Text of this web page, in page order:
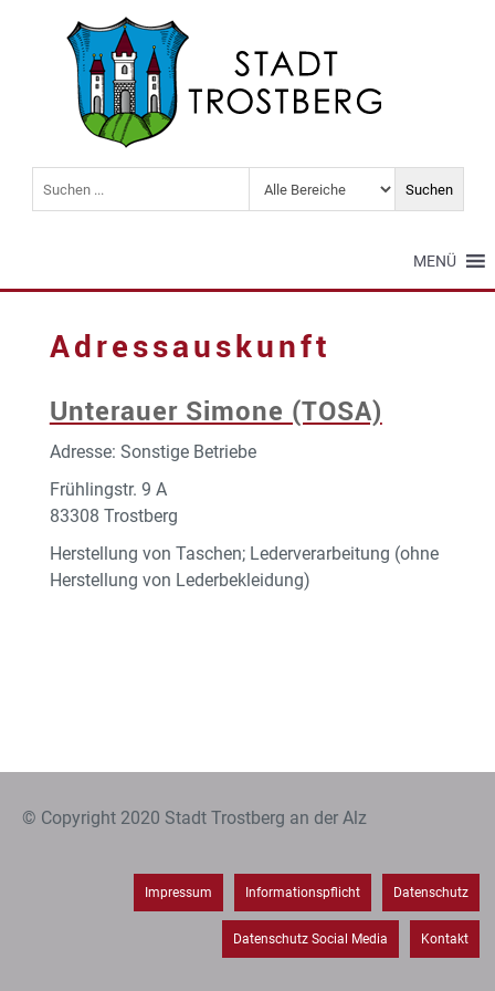
MENÜ
Adressauskunft
Unterauer Simone (TOSA)
Adresse: Sonstige Betriebe
Frühlingstr. 9 A
83308 Trostberg
Herstellung von Taschen; Lederverarbeitung (ohne
Herstellung von Lederbekleidung)
© Copyright 2020 Stadt Trostberg an der Alz
Impressum Informationspflicht Datenschutz
Datenschutz Social Media Kontakt